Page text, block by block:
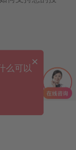
×
么可以